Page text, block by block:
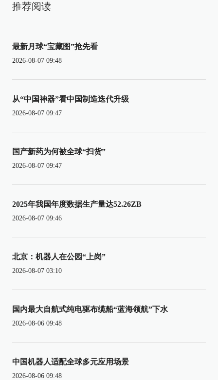
推荐阅读
最新月球“宝藏图”抢先看
2026-08-07 09:48
从“中国神器”看中国制造迭代升级
2026-08-07 09:47
国产新药为何被全球“扫货”
2026-08-07 09:47
2025年我国年度数据生产量达52.26ZB
2026-08-07 09:46
北京：机器人在公园“上岗”
2026-08-07 03:10
国内最大自航式纯电驱布缆船“蓝海领航”下水
2026-08-06 09:48
中国机器人适配全球多元应用场景
2026-08-06 09:48